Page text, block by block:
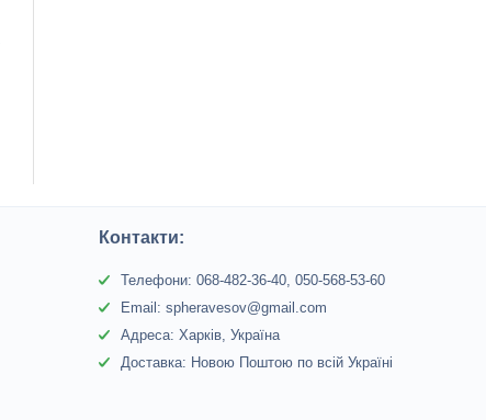
Контакти:
Телефони: 068-482-36-40, 050-568-53-60
Email: spheravesov@gmail.com
Адреса: Харків, Україна
Доставка: Новою Поштою по всій Україні